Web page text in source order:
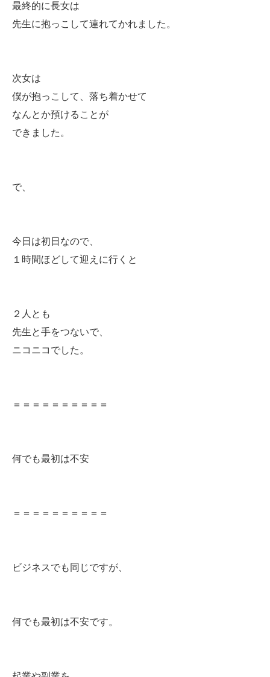
最終的に長女は
先生に抱っこして連れてかれました。
次女は
僕が抱っこして、落ち着かせて
なんとか預けることが
できました。
で、
今日は初日なので、
１時間ほどして迎えに行くと
２人とも
先生と手をつないで、
ニコニコでした。
＝＝＝＝＝＝＝＝＝＝
何でも最初は不安
＝＝＝＝＝＝＝＝＝＝
ビジネスでも同じですが、
何でも最初は不安です。